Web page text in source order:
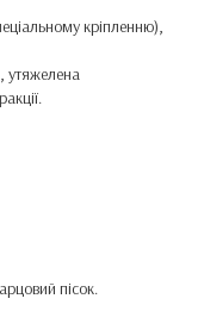
кріпленню),
утяжелена
пісок.